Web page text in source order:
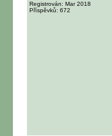
Registrován: Mar 2018
Příspěvků: 672